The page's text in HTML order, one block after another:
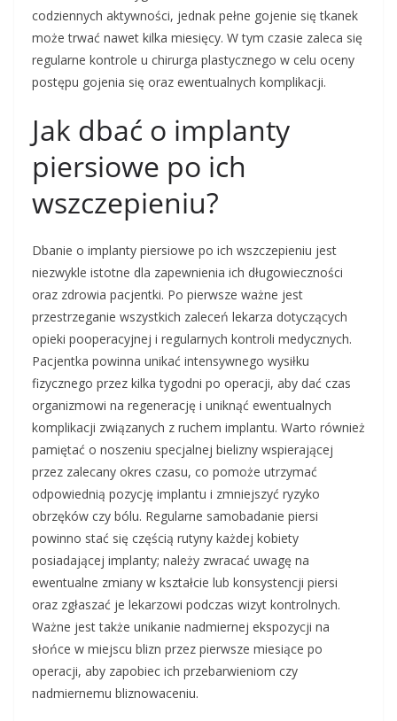
codziennych aktywności, jednak pełne gojenie się tkanek
może trwać nawet kilka miesięcy. W tym czasie zaleca się
regularne kontrole u chirurga plastycznego w celu oceny
postępu gojenia się oraz ewentualnych komplikacji.
Jak dbać o implanty
piersiowe po ich
wszczepieniu?
Dbanie o implanty piersiowe po ich wszczepieniu jest
niezwykle istotne dla zapewnienia ich długowieczności
oraz zdrowia pacjentki. Po pierwsze ważne jest
przestrzeganie wszystkich zaleceń lekarza dotyczących
opieki pooperacyjnej i regularnych kontroli medycznych.
Pacjentka powinna unikać intensywnego wysiłku
fizycznego przez kilka tygodni po operacji, aby dać czas
organizmowi na regenerację i uniknąć ewentualnych
komplikacji związanych z ruchem implantu. Warto również
pamiętać o noszeniu specjalnej bielizny wspierającej
przez zalecany okres czasu, co pomoże utrzymać
odpowiednią pozycję implantu i zmniejszyć ryzyko
obrzęków czy bólu. Regularne samobadanie piersi
powinno stać się częścią rutyny każdej kobiety
posiadającej implanty; należy zwracać uwagę na
ewentualne zmiany w kształcie lub konsystencji piersi
oraz zgłaszać je lekarzowi podczas wizyt kontrolnych.
Ważne jest także unikanie nadmiernej ekspozycji na
słońce w miejscu blizn przez pierwsze miesiące po
operacji, aby zapobiec ich przebarwieniom czy
nadmiernemu bliznowaceniu.